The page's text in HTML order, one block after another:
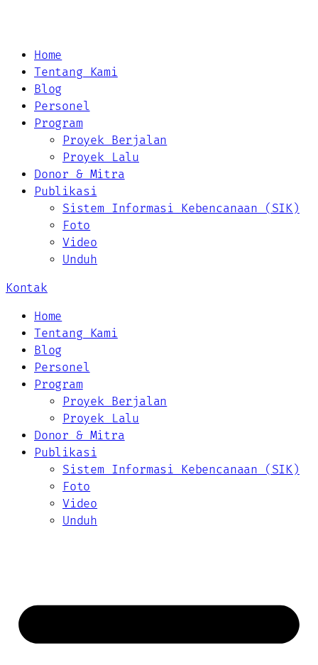
Home
Tentang Kami
Blog
Personel
Program
Proyek Berjalan
Proyek Lalu
Donor & Mitra
Publikasi
Sistem Informasi Kebencanaan (SIK)
Foto
Video
Unduh
Kontak
Home
Tentang Kami
Blog
Personel
Program
Proyek Berjalan
Proyek Lalu
Donor & Mitra
Publikasi
Sistem Informasi Kebencanaan (SIK)
Foto
Video
Unduh